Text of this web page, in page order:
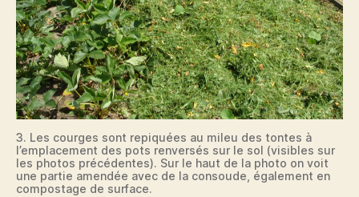
3. Les courges sont repiquées au mileu des tontes à
l’emplacement des pots renversés sur le sol (visibles sur
les photos précédentes). Sur le haut de la photo on voit
une partie amendée avec de la consoude, également en
compostage de surface.